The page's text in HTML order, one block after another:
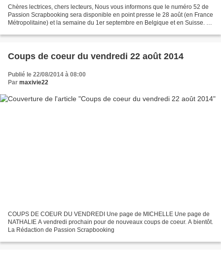
Chères lectrices, chers lecteurs, Nous vous informons que le numéro 52 de
Passion Scrapbooking sera disponible en point presse le 28 août (en France
Métropolitaine) et la semaine du 1er septembre en Belgique et en Suisse. La
Coups de coeur du vendredi 22 août 2014
Publié le 22/08/2014 à 08:00
Par maxivie22
COUPS DE COEUR DU VENDREDI Une page de MICHELLE Une page de
NATHALIE A vendredi prochain pour de nouveaux coups de coeur. A bientôt.
La Rédaction de Passion Scrapbooking